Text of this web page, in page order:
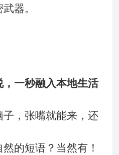
器。
一秒融入本地生活
，张嘴就能来，还
的短语？当然有！